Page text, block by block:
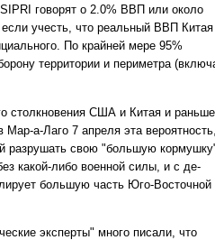
говорят о 2.0% ВВП или около
учесть, что реальный ВВП Китая
По крайней мере 95%
территории и периметра
столкновения США и Китая и раньше
а-Лаго 7 апреля эта вероятность,
разрушать свою "большую
какой-либо военной силы, и с де-
большую часть Юго-Восточной
эксперты" много писали, что